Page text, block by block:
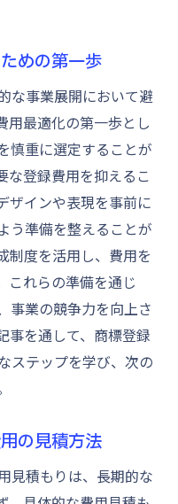
ニングを強化する
めの第一歩
な事業展開において避
用最適化の第一歩とし
慎重に選定することが
な登録費用を抑えるこ
ザインや表現を事前に
う準備を整えることが
制度を活用し、費用を
これらの準備を通じ
事業の競争力を向上さ
事を通して、商標登録
ステップを学び、次の
の見積方法
見積もりは、長期的な